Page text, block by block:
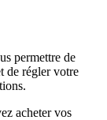
permettre de
de régler votre
acheter vos